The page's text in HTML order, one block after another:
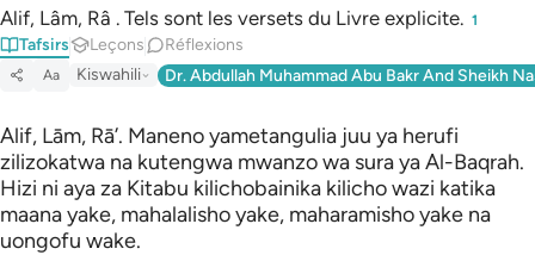
Alif, Lâm, Râ . Tels sont les versets du Livre explicite. 1
Tafsirs Leçons Réflexions
Aa Kiswahili Dr. Abdullah Muhammad Abu Bakr And Sheikh
Alif, Lām, Rā’. Maneno yametangulia juu ya herufi
zilizokatwa na kutengwa mwanzo wa sura ya Al-Baqrah.
Hizi ni aya za Kitabu kilichobainika kilicho wazi katika
maana yake, mahalalisho yake, maharamisho yake na
uongofu wake.